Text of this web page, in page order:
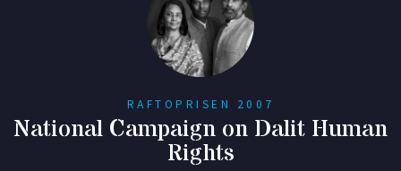
RAFTOPRISEN 2007
National Campaign on Dalit Human
Rights